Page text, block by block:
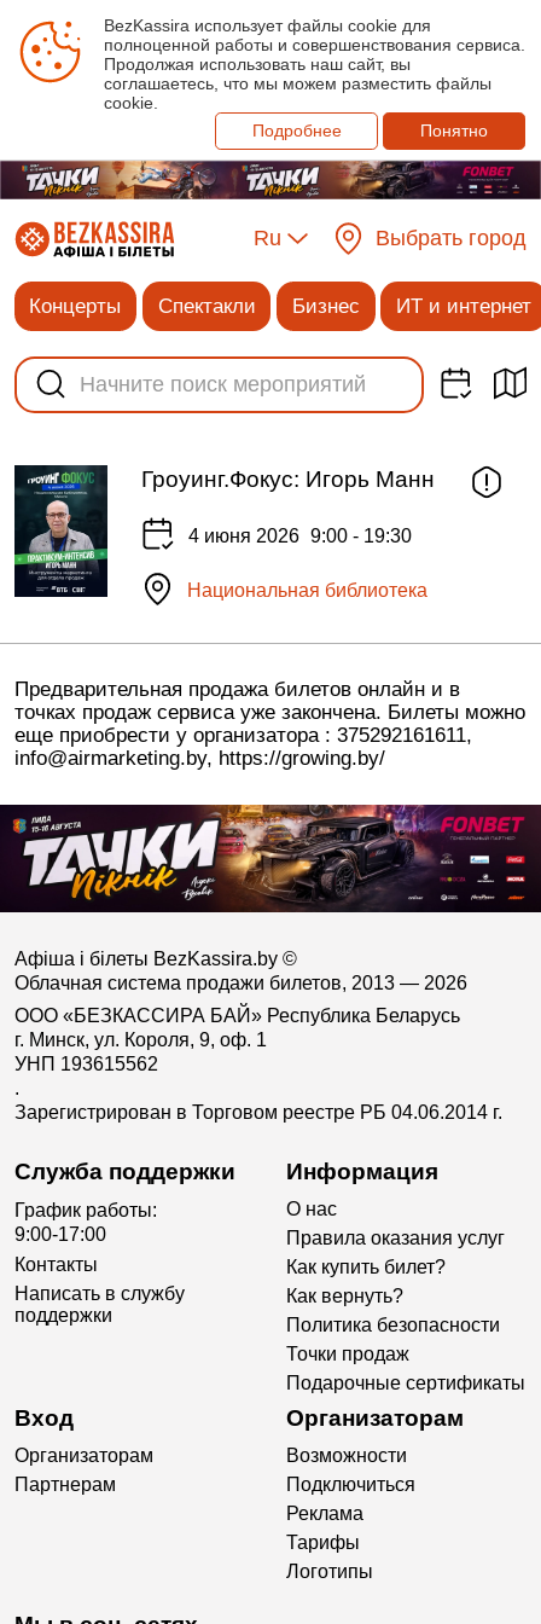
BezKassira использует файлы cookie для
полноценной работы и совершенствования сервиса.
Продолжая использовать наш сайт, вы
соглашаетесь, что мы можем разместить файлы
cookie.
Подробнее
Понятно
Ru Выбрать город
Концерты Спектакли Бизнес ИТ и интернет
Гроуинг.Фокус: Игорь Манн
4 июня 2026 9:00 - 19:30
Национальная библиотека
Предварительная продажа билетов онлайн и в
точках продаж сервиса уже закончена. Билеты можно
еще приобрести у организатора : 375292161611,
info@airmarketing.by, https://growing.by/
Афіша і білеты BezKassira.by ©
Облачная система продажи билетов, 2013 — 2026
ООО «БЕЗКАССИРА БАЙ» Республика Беларусь
г. Минск, ул. Короля, 9, оф. 1
УНП 193615562
.
Зарегистрирован в Торговом реестре РБ 04.06.2014 г.
Служба поддержки
График работы:
9:00-17:00
Контакты
Написать в службу
поддержки
Информация
О нас
Правила оказания услуг
Как купить билет?
Как вернуть?
Политика безопасности
Точки продаж
Подарочные сертификаты
Вход
Организаторам
Партнерам
Организаторам
Возможности
Подключиться
Реклама
Тарифы
Логотипы